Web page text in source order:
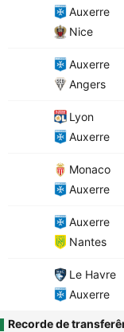
Auxerre
Nice
Auxerre
Angers
Lyon
Auxerre
Monaco
Auxerre
Auxerre
Nantes
Le Havre
Auxerre
Recorde de